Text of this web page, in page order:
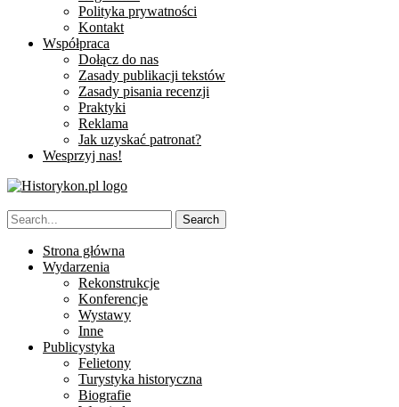
Polityka prywatności
Kontakt
Współpraca
Dołącz do nas
Zasady publikacji tekstów
Zasady pisania recenzji
Praktyki
Reklama
Jak uzyskać patronat?
Wesprzyj nas!
Strona główna
Wydarzenia
Rekonstrukcje
Konferencje
Wystawy
Inne
Publicystyka
Felietony
Turystyka historyczna
Biografie